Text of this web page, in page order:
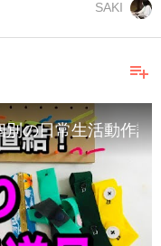
SAKI
playlist_add
の日常生活動作